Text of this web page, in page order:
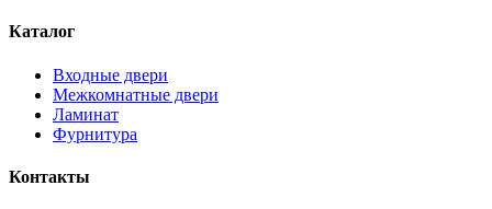
Каталог
Входные двери
Межкомнатные двери
Ламинат
Фурнитура
Контакты